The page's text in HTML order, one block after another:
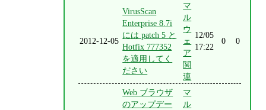
2012-12-05
VirusScan
Enterprise 8.7i
には patch 5 と
Hotfix 777352
を適用してく
ださい
マ
ル
ウ
ェ
ア
関
連
12/05
17:22
0 0
Web ブラウザ
のアップデー
マ
ル